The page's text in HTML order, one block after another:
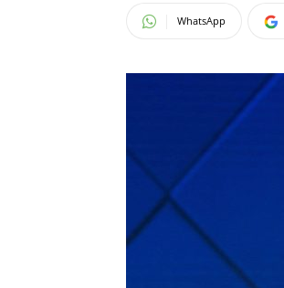
WhatsApp